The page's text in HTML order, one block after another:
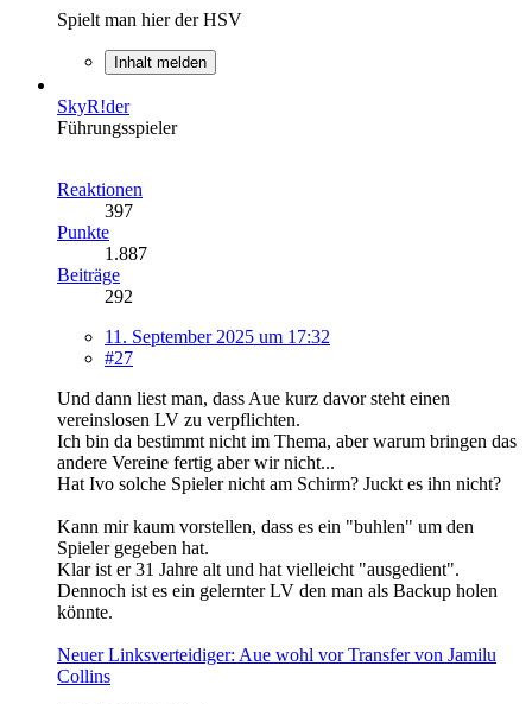
Spielt man hier der HSV
Inhalt melden
SkyR!der
Führungsspieler
Reaktionen
397
Punkte
1.887
Beiträge
292
11. September 2025 um 17:32
#27
Und dann liest man, dass Aue kurz davor steht einen
vereinslosen LV zu verpflichten.
Ich bin da bestimmt nicht im Thema, aber warum bringen das
andere Vereine fertig aber wir nicht...
Hat Ivo solche Spieler nicht am Schirm? Juckt es ihn nicht?
Kann mir kaum vorstellen, dass es ein "buhlen" um den
Spieler gegeben hat.
Klar ist er 31 Jahre alt und hat vielleicht "ausgedient".
Dennoch ist es ein gelernter LV den man als Backup holen
könnte.
Neuer Linksverteidiger: Aue wohl vor Transfer von Jamilu
Collins